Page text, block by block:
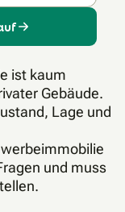
ist kaum
Gebäude.
Lage und
und muss